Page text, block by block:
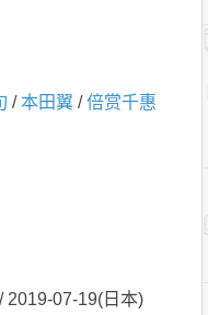
/本田翼 /倍赏千惠
2019-07-19(日本)